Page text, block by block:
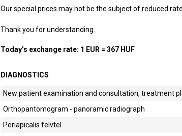
Our special prices may not be the subject of reduced
Thank you for understanding.
Today’s exchange rate: 1 EUR = 367 HUF
DIAGNOSTICS
New patient examination and consultation, treatment
Orthopantomogram - panoramic radiograph
Periapicalis felvtel